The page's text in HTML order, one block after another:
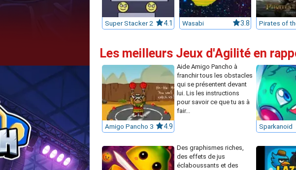
Super Stacker 2 4.1 Wasabi 3.8
Les meilleurs Jeux d'Agilité en
Amigo Pancho 3 4.9
Aide Amigo Pancho à
franchir tous les obstacles
qui se présentent devant
lui. Lis les instructions
pour savoir ce que tu as à
fair...
Sparkanoid
Des graphismes riches,
des effets de jus
éclaboussants et des